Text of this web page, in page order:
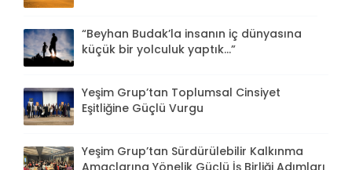
“Beyhan Budak’la insanın iç dünyasına
küçük bir yolculuk yaptık...”
Yeşim Grup’tan Toplumsal Cinsiyet
Eşitliğine Güçlü Vurgu
Yeşim Grup’tan Sürdürülebilir Kalkınma